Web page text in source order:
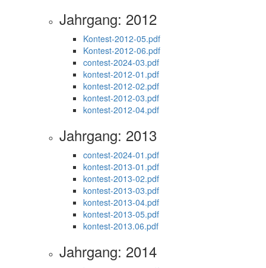
Jahrgang: 2012
Kontest-2012-05.pdf
Kontest-2012-06.pdf
contest-2024-03.pdf
kontest-2012-01.pdf
kontest-2012-02.pdf
kontest-2012-03.pdf
kontest-2012-04.pdf
Jahrgang: 2013
contest-2024-01.pdf
kontest-2013-01.pdf
kontest-2013-02.pdf
kontest-2013-03.pdf
kontest-2013-04.pdf
kontest-2013-05.pdf
kontest-2013.06.pdf
Jahrgang: 2014